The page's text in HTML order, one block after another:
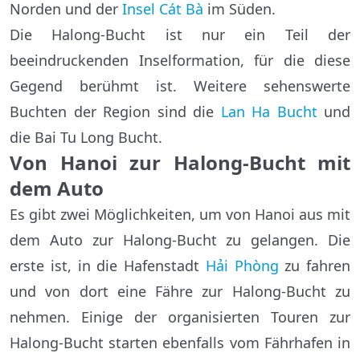
Norden und der Insel Cát Bà im Süden.
Die Halong-Bucht ist nur ein Teil der
beeindruckenden Inselformation, für die diese
Gegend berühmt ist. Weitere sehenswerte
Buchten der Region sind die Lan Ha Bucht und
die Bai Tu Long Bucht.
Von Hanoi zur Halong-Bucht mit
dem Auto
Es gibt zwei Möglichkeiten, um von Hanoi aus mit
dem Auto zur Halong-Bucht zu gelangen. Die
erste ist, in die Hafenstadt Hải Phòng zu fahren
und von dort eine Fähre zur Halong-Bucht zu
nehmen. Einige der organisierten Touren zur
Halong-Bucht starten ebenfalls vom Fährhafen in